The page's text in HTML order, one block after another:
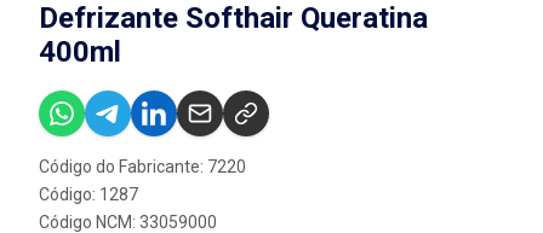
Defrizante Softhair Queratina
400ml
Código do Fabricante: 7220
Código: 1287
Código NCM: 33059000